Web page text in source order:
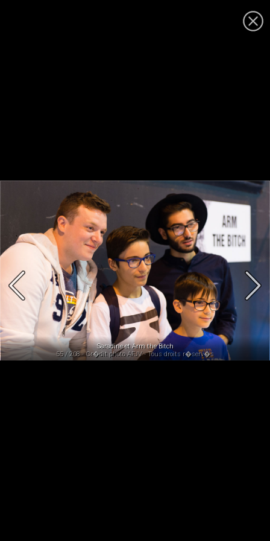
Saradine et Arm the Bitch
55 / 208 - Cr�dit photo AFJV - Tous droits r�serv�s